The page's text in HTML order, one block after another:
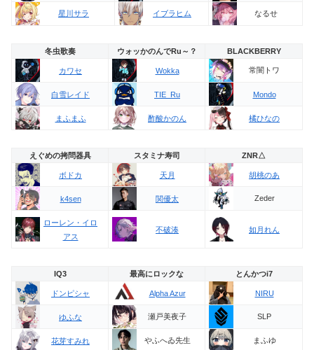
星川サラ イブラヒム なるせ
冬虫歌奏 ウォッかのんでRu～？ BLACKBERRY
カワセ Wokka 常闇トワ
白雪レイド TIE_Ru Mondo
まふまふ 酢酸かのん 橘ひなの
えぐめの拷問器具 スタミナ寿司 ZNR△
ボドカ 天月 胡桃のあ
k4sen 関優太 Zeder
ローレン・イロ
アス
不破湊 如月れん
IQ3 最高にロックな とんかつi7
ドンピシャ Alpha Azur NIRU
ゆふな 瀬戸美夜子 SLP
花芽すみれ やふへゐ先生 まふゆ